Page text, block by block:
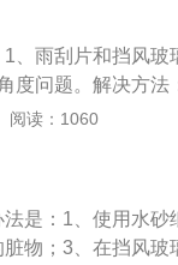
前挡风玻璃上有油
解决方法：车主
刮器上掺杂着一些
干净。还有可能
刷下也是很难去
视线，存在行车安
、雨刮片和挡风玻
度问题。解决方
器橡胶。解决方
明玻璃上存在油
净。解决办法：需
法：更换雨刮器胶
阅读：1060
是：1、使用水砂
物；3、在挡风玻